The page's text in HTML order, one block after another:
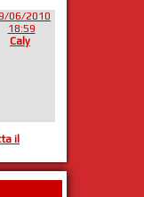
06/2010
18:59
Caly
il